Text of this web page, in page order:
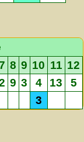
8 9 10 11 12
9 3 4 13
5
3